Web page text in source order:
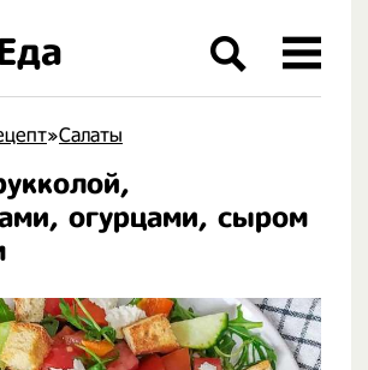
»Салаты
огурцами, сыром